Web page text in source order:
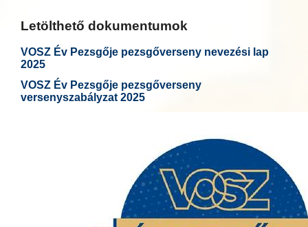
Letölthető dokumentumok
VOSZ Év Pezsgője pezsgőverseny nevezési lap
2025
VOSZ Év Pezsgője pezsgőverseny
versenyszabályzat 2025